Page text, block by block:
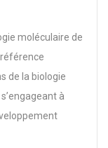
moléculaire de
référence
de la biologie
à